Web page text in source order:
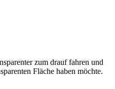
zum drauf fahren und
Fläche haben möchte.